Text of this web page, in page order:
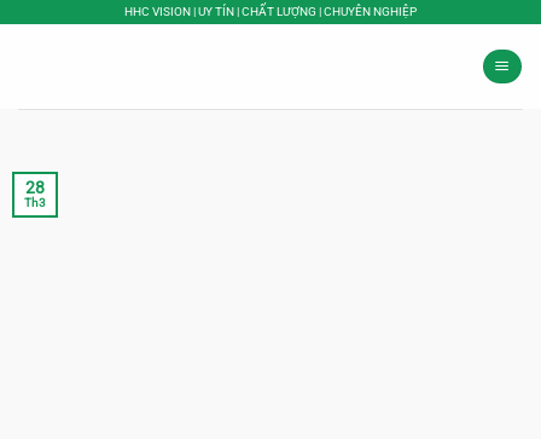
HHC VISION | UY TÍN | CHẤT LƯỢNG | CHUYÊN NGHIỆP
28
Th3